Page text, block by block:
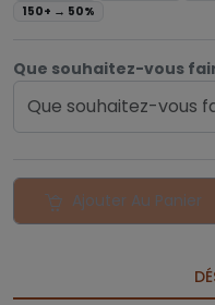
150+ → 50%
Que souhaitez-vous
Que souhaitez-vous
Ajouter Au Panier